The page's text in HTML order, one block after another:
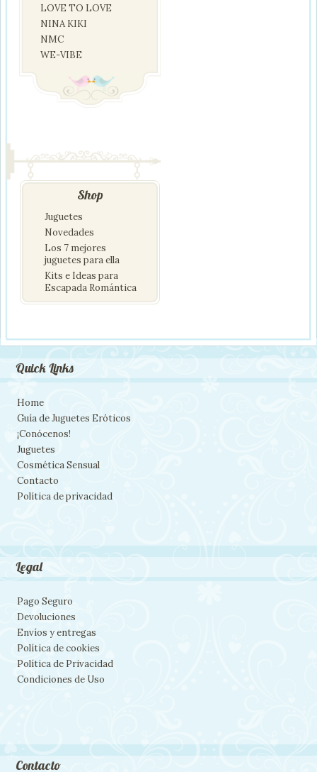
LOVE TO LOVE
NINA KIKI
NMC
WE-VIBE
Shop
Juguetes
Novedades
Los 7 mejores
juguetes para ella
Kits e Ideas para
Escapada Romántica
Quick Links
Home
Guía de Juguetes Eróticos
¡Conócenos!
Juguetes
Cosmética Sensual
Contacto
Política de privacidad
Legal
Pago Seguro
Devoluciones
Envíos y entregas
Política de cookies
Política de Privacidad
Condiciones de Uso
Contacto